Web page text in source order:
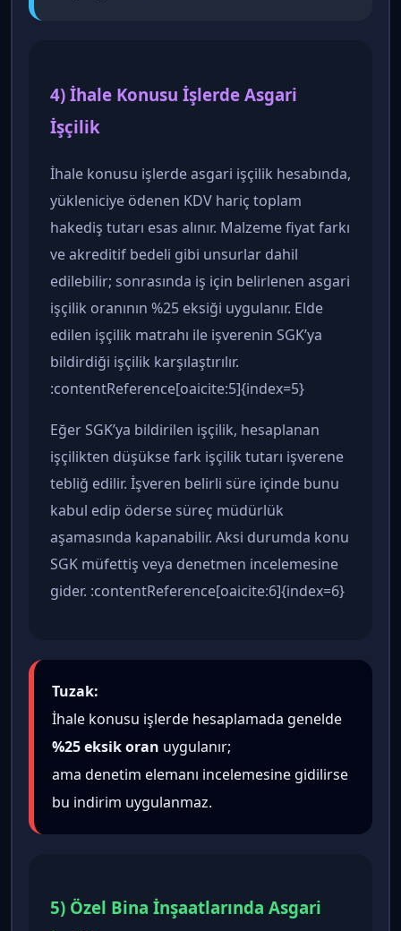
4) İhale Konusu İşlerde Asgari
İşçilik
İhale konusu işlerde asgari işçilik hesabında,
yükleniciye ödenen KDV hariç toplam
hakediş tutarı esas alınır. Malzeme fiyat farkı
ve akreditif bedeli gibi unsurlar dahil
edilebilir; sonrasında iş için belirlenen asgari
işçilik oranının %25 eksiği uygulanır. Elde
edilen işçilik matrahı ile işverenin SGK’ya
bildirdiği işçilik karşılaştırılır.
:contentReference[oaicite:5]{index=5}
Eğer SGK’ya bildirilen işçilik, hesaplanan
işçilikten düşükse fark işçilik tutarı işverene
tebliğ edilir. İşveren belirli süre içinde bunu
kabul edip öderse süreç müdürlük
aşamasında kapanabilir. Aksi durumda konu
SGK müfettiş veya denetmen incelemesine
gider. :contentReference[oaicite:6]{index=6}
Tuzak:
İhale konusu işlerde hesaplamada genelde
%25 eksik oran uygulanır;
ama denetim elemanı incelemesine gidilirse
bu indirim uygulanmaz.
5) Özel Bina İnşaatlarında Asgari